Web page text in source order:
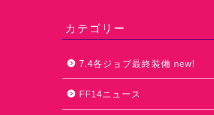
カテゴリー
7.4各ジョブ最終装備 new!
FF14ニュース